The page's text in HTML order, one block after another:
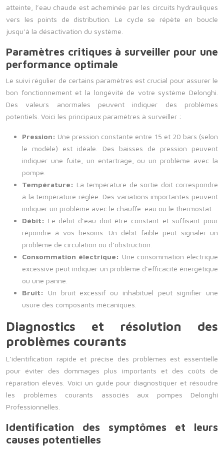
atteinte, l’eau chaude est acheminée par les circuits hydrauliques
vers les points de distribution. Le cycle se répète en boucle
jusqu’à la désactivation du système.
Paramètres critiques à surveiller pour une
performance optimale
Le suivi régulier de certains paramètres est crucial pour assurer le
bon fonctionnement et la longévité de votre système Delonghi.
Des valeurs anormales peuvent indiquer des problèmes
potentiels. Voici les principaux paramètres à surveiller :
Pression: Une pression constante entre 15 et 20 bars (selon
le modèle) est idéale. Des baisses de pression peuvent
indiquer une fuite, un entartrage, ou un problème avec la
pompe.
Température: La température de sortie doit correspondre
à la température réglée. Des variations importantes peuvent
indiquer un problème avec le chauffe-eau ou le thermostat.
Débit: Le débit d’eau doit être constant et suffisant pour
répondre à vos besoins. Un débit faible peut signaler un
problème de circulation ou d’obstruction.
Consommation électrique: Une consommation électrique
excessive peut indiquer un problème d’efficacité énergétique
ou une panne.
Bruit: Un bruit excessif ou inhabituel peut signifier une
usure des composants mécaniques.
Diagnostics et résolution des
problèmes courants
L’identification rapide et précise des problèmes est essentielle
pour éviter des dommages plus importants et des coûts de
réparation élevés. Voici un guide pour diagnostiquer et résoudre
les problèmes courants associés aux pompes Delonghi
Professionnelles.
Identification des symptômes et leurs
causes potentielles